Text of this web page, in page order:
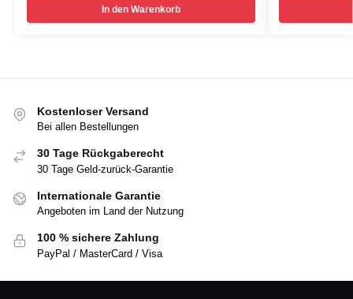
In den Warenkorb
Kostenloser Versand
Bei allen Bestellungen
30 Tage Rückgaberecht
30 Tage Geld-zurück-Garantie
Internationale Garantie
Angeboten im Land der Nutzung
100 % sichere Zahlung
PayPal / MasterCard / Visa